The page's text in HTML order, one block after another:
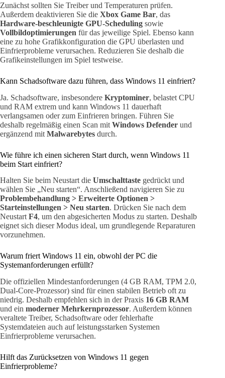
Zunächst sollten Sie Treiber und Temperaturen prüfen.
Außerdem deaktivieren Sie die Xbox Game Bar, das
Hardware-beschleunigte GPU-Scheduling sowie
Vollbildoptimierungen für das jeweilige Spiel. Ebenso kann
eine zu hohe Grafikkonfiguration die GPU überlasten und
Einfrierprobleme verursachen. Reduzieren Sie deshalb die
Grafikeinstellungen im Spiel testweise.
Kann Schadsoftware dazu führen, dass Windows 11 einfriert?
Ja. Schadsoftware, insbesondere Kryptominer, belastet CPU
und RAM extrem und kann Windows 11 dauerhaft
verlangsamen oder zum Einfrieren bringen. Führen Sie
deshalb regelmäßig einen Scan mit Windows Defender und
ergänzend mit Malwarebytes durch.
Wie führe ich einen sicheren Start durch, wenn Windows 11
beim Start einfriert?
Halten Sie beim Neustart die Umschalttaste gedrückt und
wählen Sie „Neu starten“. Anschließend navigieren Sie zu
Problembehandlung > Erweiterte Optionen >
Starteinstellungen > Neu starten. Drücken Sie nach dem
NeustartF4, um den abgesicherten Modus zu starten. Deshalb
eignet sich dieser Modus ideal, um grundlegende Reparaturen
vorzunehmen.
Warum friert Windows 11 ein, obwohl der PC die
Systemanforderungen erfüllt?
Die offiziellen Mindestanforderungen (4 GB RAM, TPM 2.0,
Dual-Core-Prozessor) sind für einen stabilen Betrieb oft zu
niedrig. Deshalb empfehlen sich in der Praxis 16 GB RAM
und ein moderner Mehrkernprozessor. Außerdem können
veraltete Treiber, Schadsoftware oder fehlerhafte
Systemdateien auch auf leistungsstarken Systemen
Einfrierprobleme verursachen.
Hilft das Zurücksetzen von Windows 11 gegen
Einfrierprobleme?